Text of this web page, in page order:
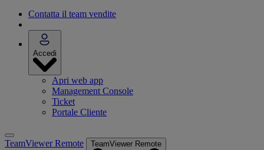
Contatta il team vendite
Accedi
Apri web app
Management Console
Ticket
Portale Cliente
TeamViewer Remote TeamViewer Remote